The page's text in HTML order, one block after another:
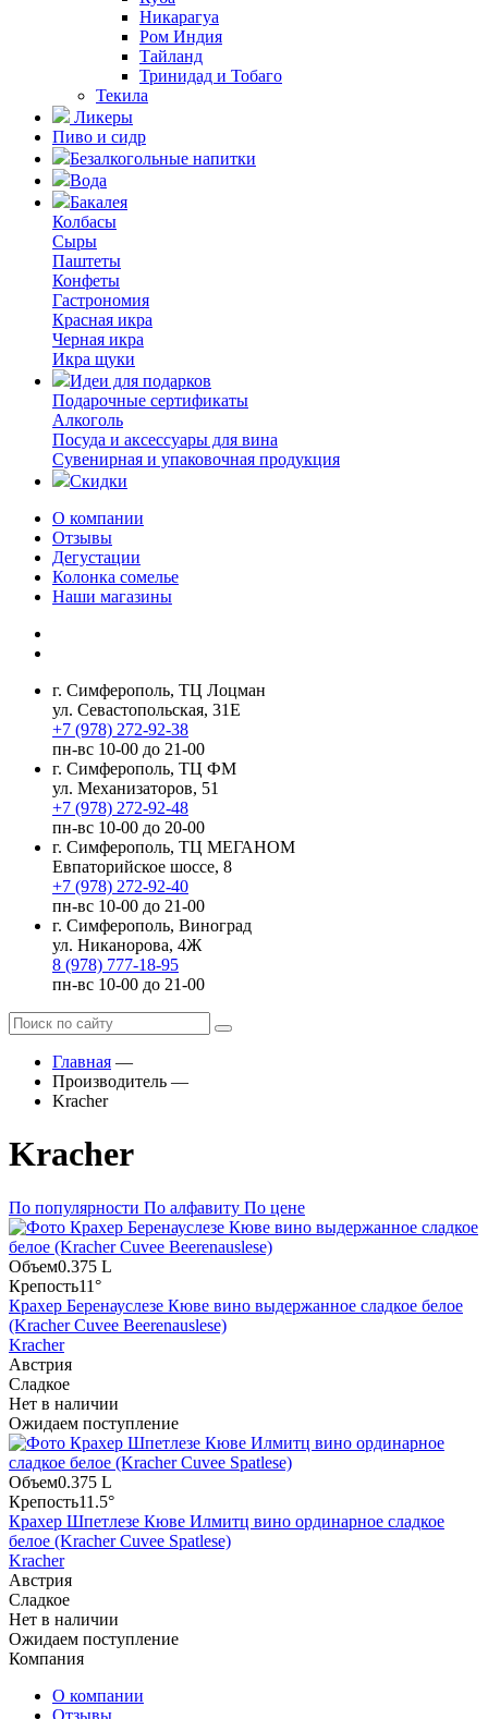
Никарагуа
Ром Индия
Тайланд
Тринидад и Тобаго
Текила
Ликеры
Пиво и сидр
Безалкогольные напитки
Вода
Бакалея
Колбасы
Сыры
Паштеты
Конфеты
Гастрономия
Красная икра
Черная икра
Икра щуки
Идеи для подарков
Подарочные сертификаты
Алкоголь
Посуда и аксессуары для вина
Сувенирная и упаковочная продукция
Скидки
О компании
Отзывы
Дегустации
Колонка сомелье
Наши магазины
г. Симферополь, ТЦ Лоцман
ул. Севастопольская, 31Е
+7 (978) 272-92-38
пн-вс 10-00 до 21-00
г. Симферополь, ТЦ ФМ
ул. Механизаторов, 51
+7 (978) 272-92-48
пн-вс 10-00 до 20-00
г. Симферополь, ТЦ МЕГАНОМ
Евпаторийское шоссе, 8
+7 (978) 272-92-40
пн-вс 10-00 до 21-00
г. Симферополь, Виноград
ул. Никанорова, 4Ж
8 (978) 777-18-95
пн-вс 10-00 до 21-00
Главная —
Производитель —
Kracher
Kracher
По популярности По алфавиту По цене
Объем0.375 L
Крепость11°
Крахер Беренауслезе Кюве вино выдержанное сладкое белое
(Kracher Cuvee Beerenauslese)
Kracher
Австрия
Сладкое
Нет в наличии
Ожидаем поступление
Объем0.375 L
Крепость11.5°
Крахер Шпетлезе Кюве Илмитц вино ординарное сладкое
белое (Kracher Cuvee Spatlese)
Kracher
Австрия
Сладкое
Нет в наличии
Ожидаем поступление
Компания
О компании
Отзывы